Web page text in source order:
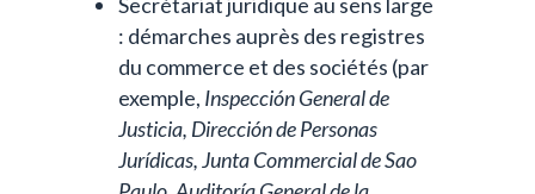
: démarches auprès des registres
du commerce et des sociétés (par
exemple, Inspección General de
Justicia, Dirección de Personas
Jurídicas, Junta Commercial de Sao